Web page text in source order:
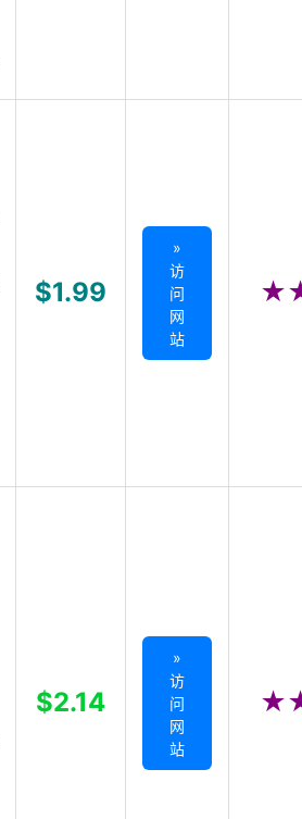
$1.99
»
访
问
网
站
$2.14
»
访
问
网
站